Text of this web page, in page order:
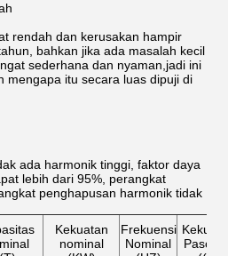
rendah dan kerusakan hampir
bahkan jika ada masalah kecil
sederhana dan nyaman,jadi ini
mengapa itu secara luas dipuji di
ada harmonik tinggi, faktor daya
lebih dari 95%, perangkat
penghapusan harmonik tidak
Kekuatan
nominal
Frekuensi
Nominal